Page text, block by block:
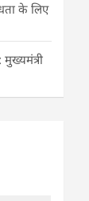
के लिए